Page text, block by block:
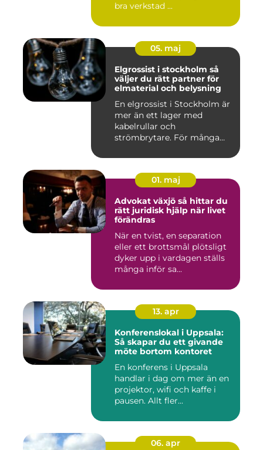
bra verkstad ...
05. maj
Elgrossist i stockholm så
väljer du rätt partner för
elmaterial och belysning
En elgrossist i Stockholm är
mer än ett lager med
kabelrullar och
strömbrytare. För många
01. maj
Advokat växjö så hittar du
rätt juridisk hjälp när livet
förändras
När en tvist, en separation
eller ett brottsmål plötsligt
dyker upp i vardagen ställs
många inför sa...
13. apr
Konferenslokal i Uppsala:
Så skapar du ett givande
möte bortom kontoret
En konferens i Uppsala
handlar i dag om mer än en
projektor, wifi och kaffe i
pausen. Allt fler...
06. apr